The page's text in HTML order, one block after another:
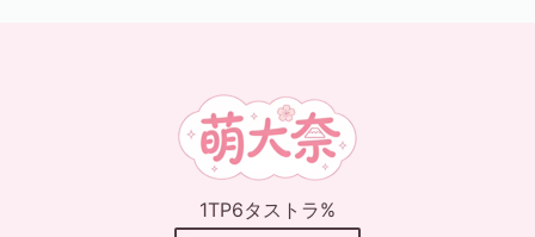
1TP6タストラ%